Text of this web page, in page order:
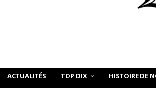
ACTUALITÉS TOP DIX HISTOIRE DE